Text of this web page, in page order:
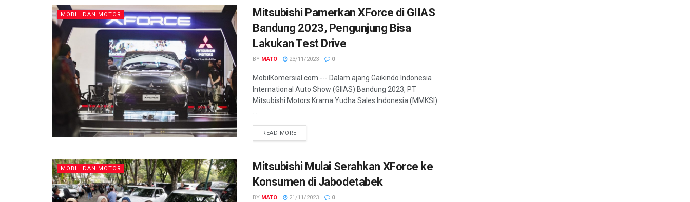
MOBIL DAN MOTOR
Mitsubishi Pamerkan XForce di GIIAS
Bandung 2023, Pengunjung Bisa
Lakukan Test Drive
BY MATO 23/11/2023 0
MobilKomersial.com --- Dalam ajang Gaikindo Indonesia
International Auto Show (GIIAS) Bandung 2023, PT
Mitsubishi Motors Krama Yudha Sales Indonesia (MMKSI)
...
READ MORE
MOBIL DAN MOTOR
Mitsubishi Mulai Serahkan XForce ke
Konsumen di Jabodetabek
BY MATO 21/11/2023 0